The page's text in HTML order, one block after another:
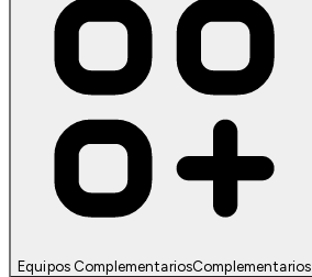
Equipos ComplementariosComplementarios